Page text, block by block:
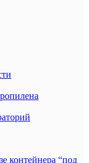
контейнера “под